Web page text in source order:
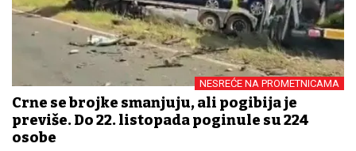
NESREĆE NA PROMETNICAMA
Crne se brojke smanjuju, ali pogibija je
previše. Do 22. listopada poginule su 224
osobe